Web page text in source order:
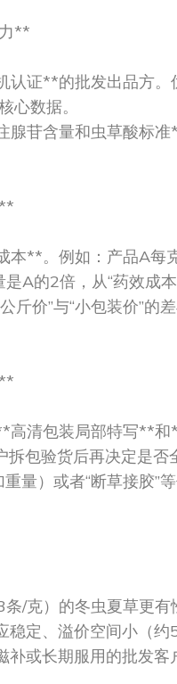
**
证**的批发出品方。
心数据。
苷含量和虫草酸标
本**。例如：产品A每
A的2倍，从“药效成本
价”与“小包装价”的
高清包装局部特写**
包验货后再决定是否
量）或者“断草接胶”
/克）的冬虫夏草更
定、溢价空间小（
或长期服用的批发客